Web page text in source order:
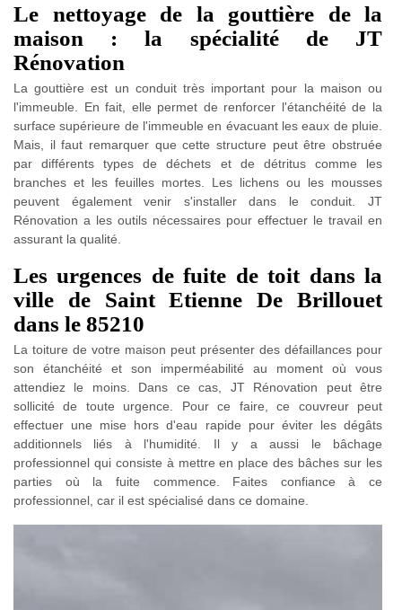
Le nettoyage de la gouttière de la
maison : la spécialité de JT
Rénovation
La gouttière est un conduit très important pour la maison ou
l'immeuble. En fait, elle permet de renforcer l'étanchéité de la
surface supérieure de l'immeuble en évacuant les eaux de pluie.
Mais, il faut remarquer que cette structure peut être obstruée
par différents types de déchets et de détritus comme les
branches et les feuilles mortes. Les lichens ou les mousses
peuvent également venir s'installer dans le conduit. JT
Rénovation a les outils nécessaires pour effectuer le travail en
assurant la qualité.
Les urgences de fuite de toit dans la
ville de Saint Etienne De Brillouet
dans le 85210
La toiture de votre maison peut présenter des défaillances pour
son étanchéité et son imperméabilité au moment où vous
attendiez le moins. Dans ce cas, JT Rénovation peut être
sollicité de toute urgence. Pour ce faire, ce couvreur peut
effectuer une mise hors d'eau rapide pour éviter les dégâts
additionnels liés à l'humidité. Il y a aussi le bâchage
professionnel qui consiste à mettre en place des bâches sur les
parties où la fuite commence. Faites confiance à ce
professionnel, car il est spécialisé dans ce domaine.